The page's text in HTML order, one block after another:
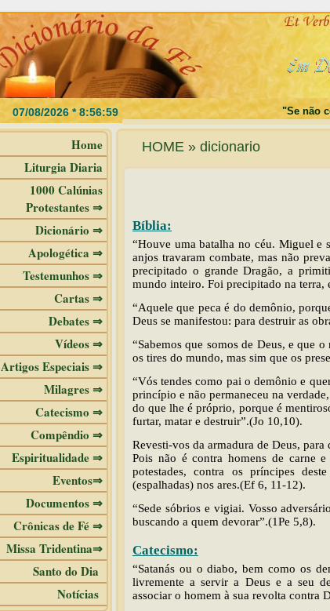
"Se não
Home
Liturgia Diaria
1000 Calúnias
Protestantes ⇒
Dicionário ⇒
Apologética ⇒
Testemunhos ⇒
Cartas ⇒
Debates ⇒
Vídeos ⇒
Artigos Especiais ⇒
Milagres ⇒
Catecismo ⇒
Compêndio ⇒
Espiritualidade ⇒
Eventos⇒
Documentos ⇒
Crônicas de Fé ⇒
Missa Tridentina⇒
Santo do Dia
Notícias
HOME » dicionario
Bíblia:
“Houve uma batalha no céu. Miguel e
anjos travaram combate, mas não
precipitado o grande Dragão, a
mundo inteiro. Foi precipitado na terra,
“Aquele que peca é do demônio,
Deus se manifestou: para destruir as
“Sabemos que somos de Deus, e que
os tires do mundo, mas sim que os
“Vós tendes como pai o demônio e
princípio e não permaneceu na
do que lhe é próprio, porque é
furtar, matar e destruir”.(Jo 10,10).
Revesti-vos da armadura de Deus,
Pois não é contra homens de carne
potestades, contra os príncipes
(espalhadas) nos ares.(Ef 6, 11-12).
“Sede sóbrios e vigiai. Vosso
buscando a quem devorar”.(1Pe 5,8).
Catecismo:
“Satanás ou o diabo, bem como os
livremente a servir a Deus e a seu
associar o homem à sua revolta contra